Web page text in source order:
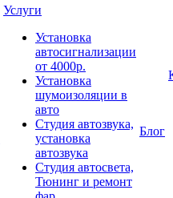
Услуги
Установка
автосигнализации
от 4000р.
Установка
шумоизоляции в
авто
Студия автозвука,
установка
автозвука
Студия автосвета,
Тюнинг и ремонт
Блог